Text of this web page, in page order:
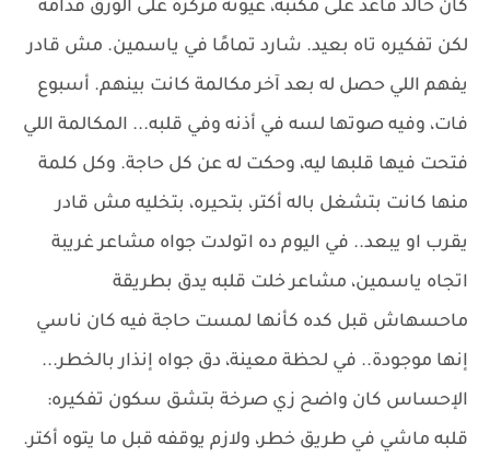
كان خالد قاعد على مكتبه، عيونه مركّزة على الورق قدامه
لكن تفكيره تاه بعيد. شارد تمامًا في ياسمين. مش قادر
يفهم اللي حصل له بعد آخر مكالمة كانت بينهم. أسبوع
فات، وفيه صوتها لسه في أذنه وفي قلبه... المكالمة اللي
فتحت فيها قلبها ليه، وحكت له عن كل حاجة. وكل كلمة
منها كانت بتشغل باله أكتر، بتحيره، بتخليه مش قادر
يقرب او يبعد.. في اليوم ده اتولدت جواه مشاعر غريبة
اتجاه ياسمين، مشاعر خلت قلبه يدق بطريقة
ماحسهاش قبل كده كأنها لمست حاجة فيه كان ناسي
إنها موجودة.. في لحظة معينة، دق جواه إنذار بالخطر...
الإحساس كان واضح زي صرخة بتشق سكون تفكيره:
قلبه ماشي في طريق خطر، ولازم يوقفه قبل ما يتوه أكتر.